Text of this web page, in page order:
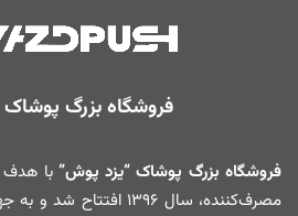
فروشگاه بزرگ
فروشگاه بزرگ پوشاک “یزد پوش” با هدف
مصرف‌کننده، سال ۱۳۹۶